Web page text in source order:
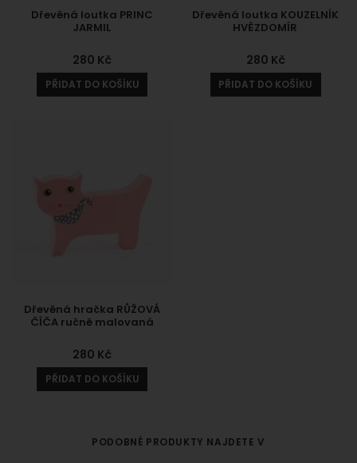
Dřevěná loutka PRINC
JARMIL
280 Kč
PŘIDAT DO KOŠÍKU
Dřevěná loutka KOUZELNÍK
HVĚZDOMÍR
280 Kč
PŘIDAT DO KOŠÍKU
Dřevěná hračka RŮŽOVÁ
ČÍČA ručně malovaná
280 Kč
PŘIDAT DO KOŠÍKU
PODOBNÉ PRODUKTY NAJDETE V